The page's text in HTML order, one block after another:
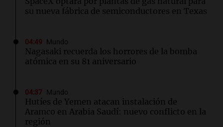
su nueva fábrica de semiconductores en Texas
04:49 Mundo
Nagasaki recuerda los horrores de la bomba
atómica en su 81 aniversario
04:37 Mundo
Hutíes de Yemen atacan instalación de
Aramco en Arabia Saudí: nuevo conflicto en la
región